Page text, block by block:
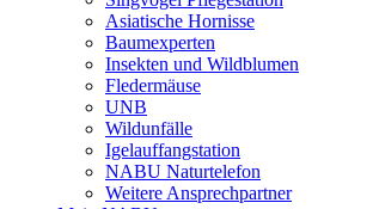
Asiatische Hornisse
Baumexperten
Insekten und Wildblumen
Fledermäuse
UNB
Wildunfälle
Igelauffangstation
NABU Naturtelefon
Weitere Ansprechpartner